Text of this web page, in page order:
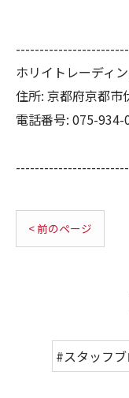
ホリイトレーディ
住所: 京都府京都市
電話番号: 075-934-
< 前のページ
#スタッフ